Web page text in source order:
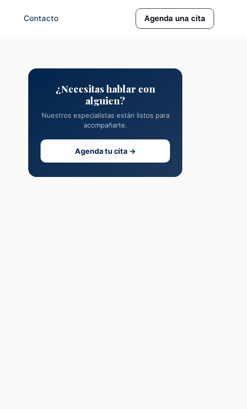
Contacto Agenda una cita
¿Necesitas hablar con
alguien?
Nuestros especialistas están listos para
acompañarte.
Agenda tu cita →